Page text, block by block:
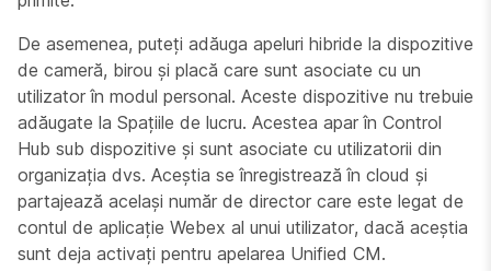
De asemenea, puteți adăuga apeluri hibride la dispozitive
de cameră, birou și placă care sunt asociate cu un
utilizator în modul personal. Aceste dispozitive nu trebuie
adăugate la Spațiile de lucru. Acestea apar în Control
Hub sub dispozitive și sunt asociate cu utilizatorii din
organizația dvs. Aceștia se înregistrează în cloud și
partajează același număr de director care este legat de
contul de aplicație Webex al unui utilizator, dacă aceștia
sunt deja activați pentru apelarea Unified CM.